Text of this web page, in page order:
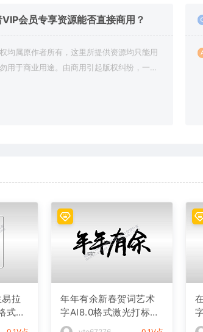
会员专享资源能否直接商用？
均属原作者所有，这里所提供资源均只能用
用于商业用途。由商用引起版权纠纷，一切
拉
式激
图
年年有余新春贺词艺术
字AI8.0格式激光打标文
件通用矢量图